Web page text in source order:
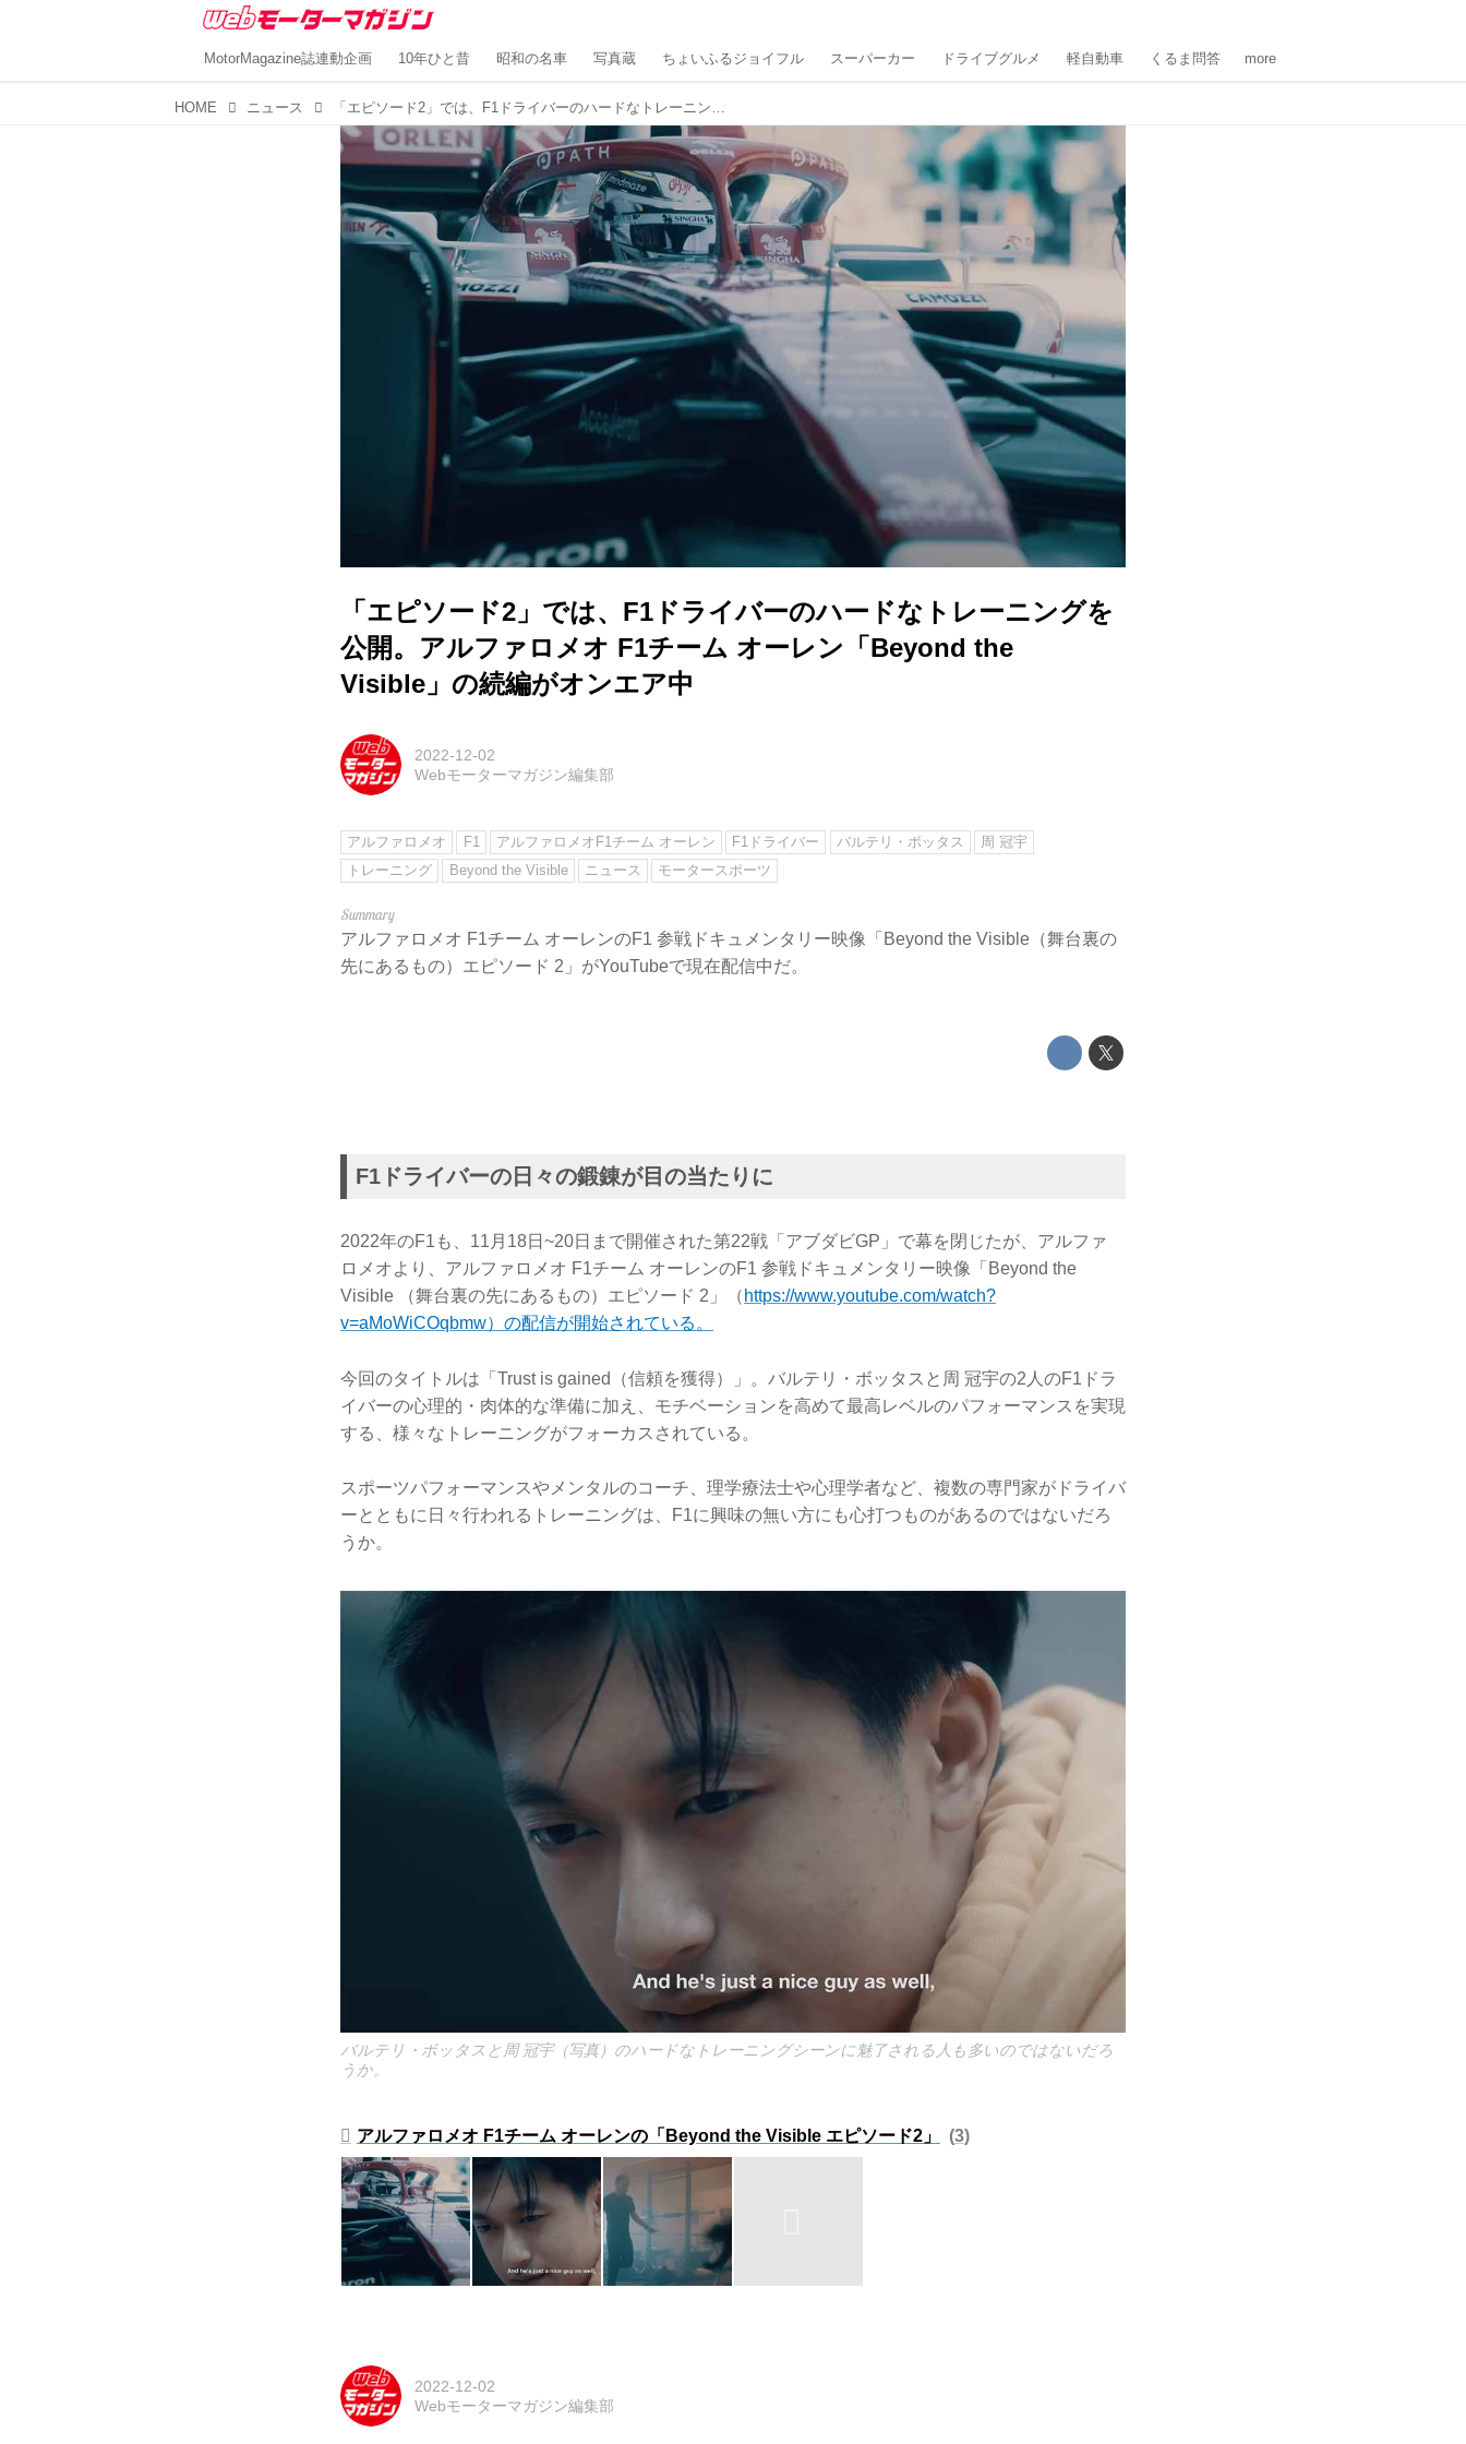
MotorMagazine誌連動企画 10年ひと昔 昭和の名車 写真蔵 ちょいふるジョイフル スーパーカー ドライブグルメ 軽自動車 くるま問答 more
HOME ニュース 「エピソード2」では、F1ドライバーのハードなトレーニングを公開。アルファロメオ F1チーム オーレン「Beyond the Visible」の続編がオンエア中
「エピソード2」では、F1ドライバーのハードなトレーニングを
公開。アルファロメオ F1チーム オーレン「Beyond the
Visible」の続編がオンエア中
2022-12-02
Webモーターマガジン編集部
アルファロメオ F1 アルファロメオF1チーム オーレン F1ドライバー バルテリ・ボッタス
周 冠宇
トレーニング
Beyond the Visible ニュース モータースポーツ
アルファロメオ F1チーム オーレンのF1 参戦ドキュメンタリー映像「Beyond the Visible（舞台裏の
先にあるもの）エピソード 2」がYouTubeで現在配信中だ。
F1ドライバーの日々の鍛錬が目の当たりに
2022年のF1も、11月18日~20日まで開催された第22戦「アブダビGP」で幕を閉じたが、アルファ
ロメオより、アルファロメオ F1チーム オーレンのF1 参戦ドキュメンタリー映像「Beyond the
Visible （舞台裏の先にあるもの）エピソード 2」（ https://www.youtube.com/watch?
v=aMoWiCOqbmw）の配信が開始されている。
今回のタイトルは「Trust is gained（信頼を獲得）」。バルテリ・ボッタスと周 冠宇の2人のF1ドラ
イバーの⼼理的・⾁体的な準備に加え、モチベーションを高めて最高レベルのパフォーマンスを実現
する、様々なトレーニングがフォーカスされている。
スポーツパフォーマンスやメンタルのコーチ、理学療法⼠や⼼理学者など、複数の専⾨家がドライバ
ーとともに日々行われるトレーニングは、F1に興味の無い方にも心打つものがあるのではないだろ
うか。
バルテリ・ボッタスと周 冠宇（写真）のハードなトレーニングシーンに魅了される人も多いのではないだろ
うか。
アルファロメオ F1チーム オーレンの「Beyond the Visible エピソード2」 3
2022-12-02
Webモーターマガジン編集部